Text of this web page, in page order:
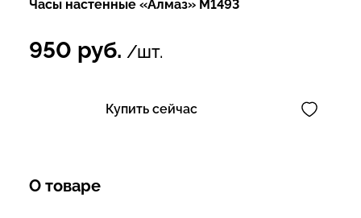
Часы настенные «Алмаз» М1493
950 руб. /шт.
Купить сейчас
О товаре